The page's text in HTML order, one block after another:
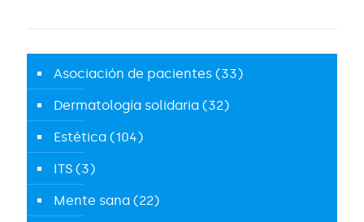
Asociación de pacientes (33)
Dermatología solidaria (32)
Estética (104)
ITS (3)
Mente sana (22)